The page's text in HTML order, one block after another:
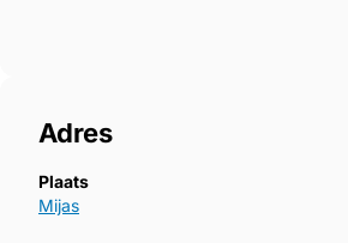
Adres
Plaats
Mijas